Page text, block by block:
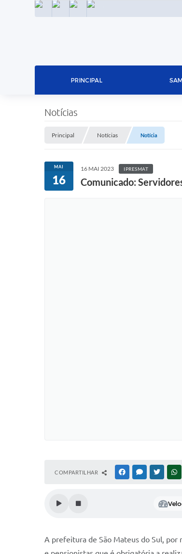
INSTAGRAMFACEBOOKLINKEDIN
PRINCIPAL
Notícias
Principal Notícias Notícia
MAI
16
16 MAI 2023 IPRESMAT
Comunicado:
COMPARTILHAR FACEBOOKMESSENGER
TWITTER
A prefeitura de São Mateus do Sul, por